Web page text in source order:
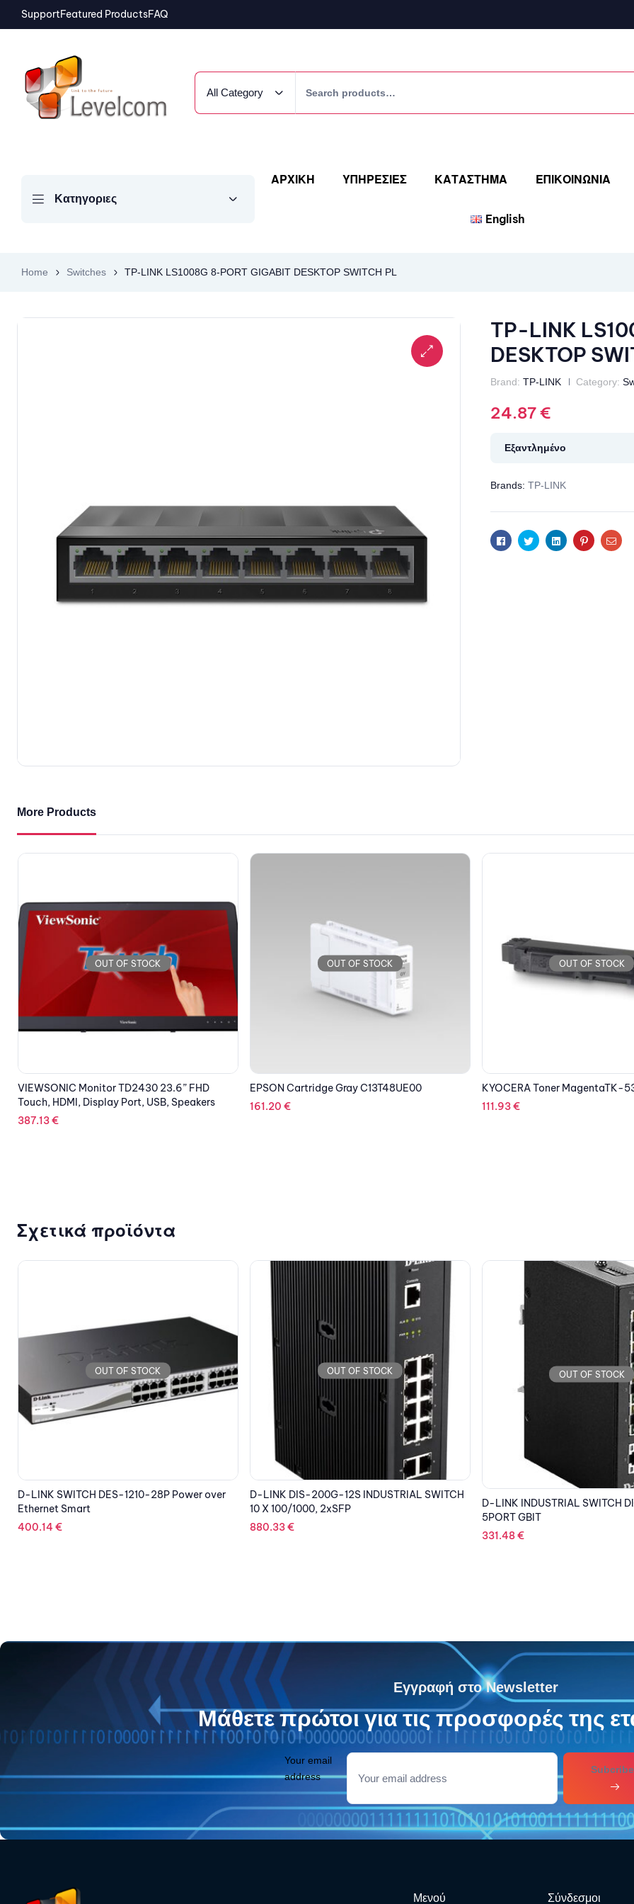
SupportFeatured ProductsFAQ
All Category
Κατηγοριες
ΑΡΧΙΚΗ ΥΠΗΡΕΣΙΕΣ ΚΑΤΑΣΤΗΜΑ ΕΠΙΚΟΙΝΩΝΙΑ
English
Home Switches TP-LINK LS1008G 8-PORT GIGABIT DESKTOP SWITCH PL
TP-LINK
DESKTOP
Brand: TP-LINK Category:
24.87€
Εξαντλημένο
Brands: TP-LINK
FacebookTwitterLinkedinPinterestEmail
More Products
OUT OF STOCK
EPSON Cartridge Gray C13T48UE00
161.20 €
OUT OF STOCK
KYOCERA Toner MagentaTK-53050M
111.93€
OUT OF STOCK
EPSON Cartridge Cyan
8.99€
Σχετικά προϊόντα
OUT OF STOCK
D-LINK DIS-200G-12S INDUSTRIAL SWITCH
10 X 100/1000, 2xSFP
880.33€
OUT OF STOCK
D-LINK INDUSTRIAL SWITCH DIS-100G-5W
5PORT GBIT
OUT OF STOCK
23.71€
Εγγραφή στο Newsletter
Μάθετε πρώτοι για τις προσφορές της
Your email
address
Μενού Σύνδεσμοι